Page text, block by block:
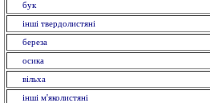
бук
інші твердолистяні
береза
осика
вільха
інші м'яколистяні